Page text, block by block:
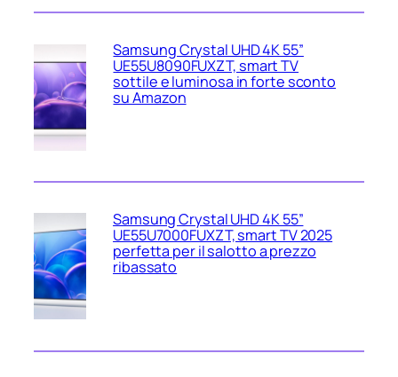
Samsung Crystal UHD 4K 55”
UE55U8090FUXZT, smart TV
sottile e luminosa in forte sconto
su Amazon
Samsung Crystal UHD 4K 55”
UE55U7000FUXZT, smart TV 2025
perfetta per il salotto a prezzo
ribassato